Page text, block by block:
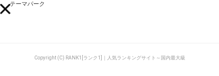
テーマパーク
Copyright (C) RANK1[ランク1]｜人気ランキングサイト～国内最大級